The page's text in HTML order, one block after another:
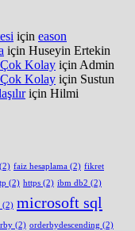
için eason
için Huseyin Ertekin
Çok Kolay için Admin
Çok Kolay için Sustun
için Hilmi
(2) faiz hesaplama (2) fikret
(2) https (2) ibm db2 (2)
(2) microsoft sql
(2) orderbydescending (2)